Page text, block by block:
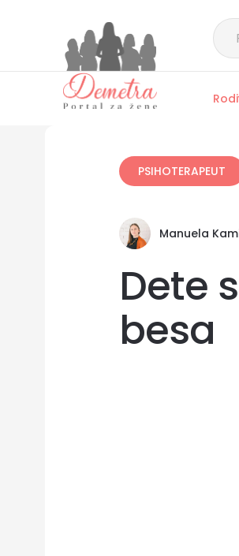
PSIHOTERAPEUT
Manuela
Dete
besa